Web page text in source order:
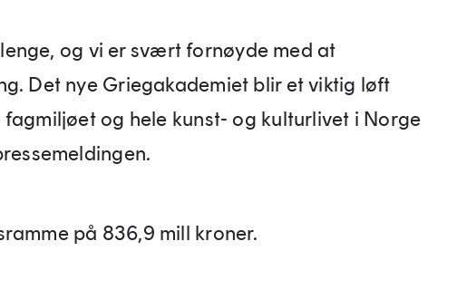
og vi er svært fornøyde med at
Det nye Griegakademiet blir et viktig løft
og hele kunst- og kulturlivet i Norge
på 836,9 mill kroner.